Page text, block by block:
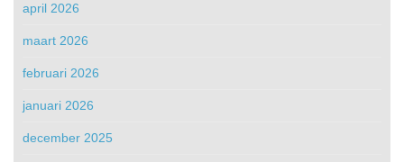
april 2026
maart 2026
februari 2026
januari 2026
december 2025